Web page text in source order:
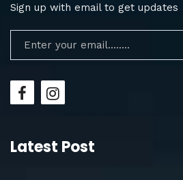
Sign up with email to get updates
Latest Post